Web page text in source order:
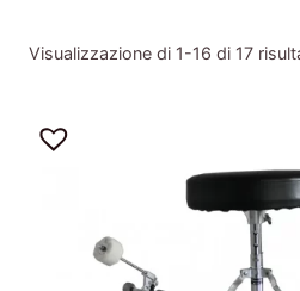
Visualizzazione di 1-16 di 17